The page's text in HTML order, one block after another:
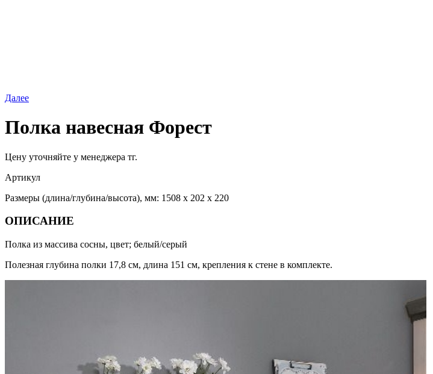
Далее
Полка навесная Форест
Цену уточняйте у менеджера тг.
Артикул
Размеры (длина/глубина/высота), мм: 1508 х 202 х 220
ОПИСАНИЕ
Полка из массива сосны, цвет; белый/серый
Полезная глубина полки 17,8 см, длина 151 см, крепления к стене в комплекте.